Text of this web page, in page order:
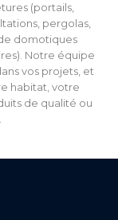
(portails,
pergolas,
domotiques
Notre équipe
vos projets, et
habitat, votre
de qualité ou